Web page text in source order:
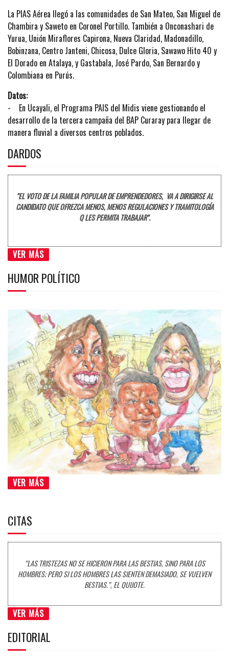
La PIAS Aérea llegó a las comunidades de San Mateo, San Miguel de
Chambira y Saweto en Coronel Portillo. También a Onconashari de
Yurua, Unión Miraflores Capirona, Nueva Claridad, Madonadillo,
Bobinzana, Centro Janteni, Chicosa, Dulce Gloria, Sawawo Hito 40 y
El Dorado en Atalaya, y Gastabala, José Pardo, San Bernardo y
Colombiana en Purús.
Datos:
- En Ucayali, el Programa PAIS del Midis viene gestionando el
desarrollo de la tercera campaña del BAP Curaray para llegar de
manera fluvial a diversos centros poblados.
DARDOS
"EL VOTO DE LA FAMILIA POPULAR DE EMPRENDEDORES, VA A DIRIGIRSE AL
CANDIDATO QUE OFREZCA MENOS, MENOS REGULACIONES Y TRAMITOLOGÍA
Q LES PERMITA TRABAJAR".
VER MÁS
HUMOR POLÍTICO
VER MÁS
CITAS
“LAS TRISTEZAS NO SE HICIERON PARA LAS BESTIAS, SINO PARA LOS
HOMBRES; PERO SI LOS HOMBRES LAS SIENTEN DEMASIADO, SE VUELVEN
BESTIAS.”, EL QUIJOTE.
VER MÁS
EDITORIAL